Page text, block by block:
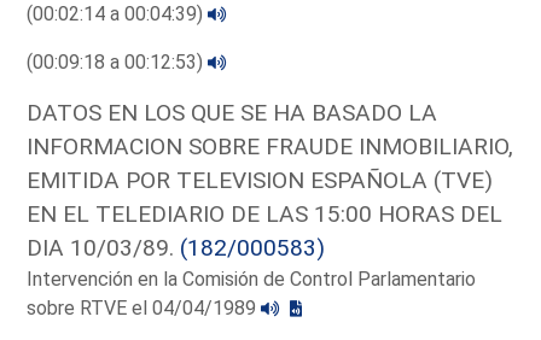
(00:02:14 a 00:04:39)
(00:09:18 a 00:12:53)
DATOS EN LOS QUE SE HA BASADO LA
INFORMACION SOBRE FRAUDE INMOBILIARIO,
EMITIDA POR TELEVISION ESPAÑOLA (TVE)
EN EL TELEDIARIO DE LAS 15:00 HORAS DEL
DIA 10/03/89. (182/000583)
Intervención en la Comisión de Control Parlamentario
sobre RTVE el 04/04/1989